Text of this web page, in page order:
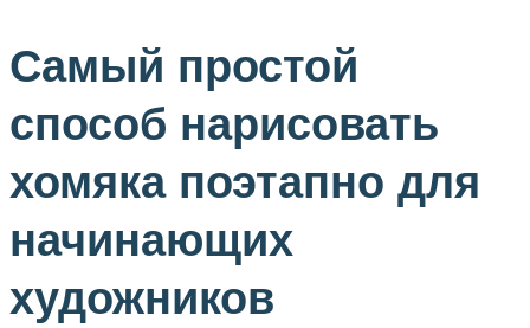
Самый простой
способ нарисовать
хомяка поэтапно для
начинающих
художников